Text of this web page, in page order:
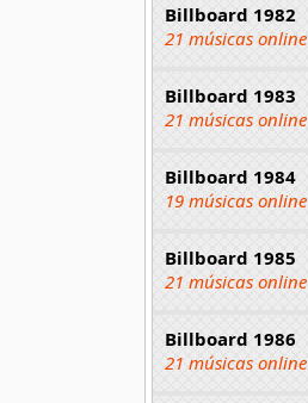
Billboard 1982
21 músicas online
Billboard 1983
21 músicas online
Billboard 1984
19 músicas online
Billboard 1985
21 músicas online
Billboard 1986
21 músicas online